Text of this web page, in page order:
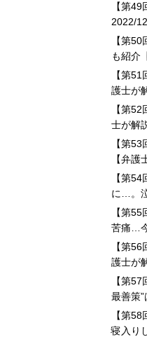
【第
2022/
【第
も紹介
【第
護士が
【第
士が解
【第
【弁護
【第
に…。
【第
苦痛…
【第
護士が
【第
最善策”
【第
寝入り